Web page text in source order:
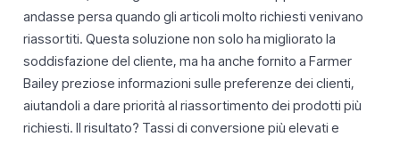
andasse persa quando gli articoli molto richiesti venivano
riassortiti. Questa soluzione non solo ha migliorato la
soddisfazione del cliente, ma ha anche fornito a Farmer
Bailey preziose informazioni sulle preferenze dei clienti,
aiutandoli a dare priorità al riassortimento dei prodotti più
richiesti. Il risultato? Tassi di conversione più elevati e